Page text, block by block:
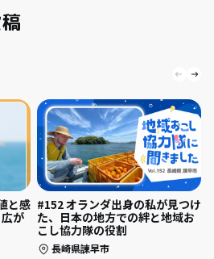
と感
が
#152 オランダ出身の私が見つけ
た、日本の地方での絆と地域お
こし協力隊の役割
長崎県諫早市